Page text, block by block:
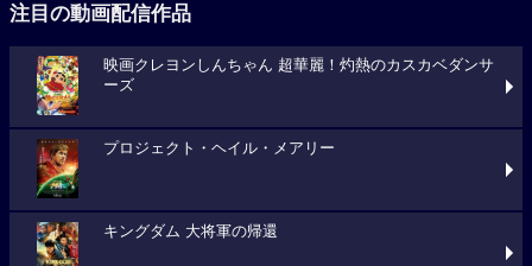
注目の動画配信作品
映画クレヨンしんちゃん 超華麗！灼熱のカスカベダンサ
ーズ
プロジェクト・ヘイル・メアリー
キングダム 大将軍の帰還